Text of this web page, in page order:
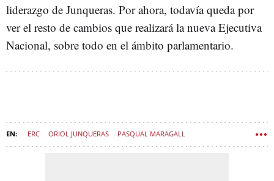
liderazgo de Junqueras. Por ahora, todavía queda por
ver el resto de cambios que realizará la nueva Ejecutiva
Nacional, sobre todo en el ámbito parlamentario.
ERC ORIOL JUNQUERAS PASQUAL MARAGALL